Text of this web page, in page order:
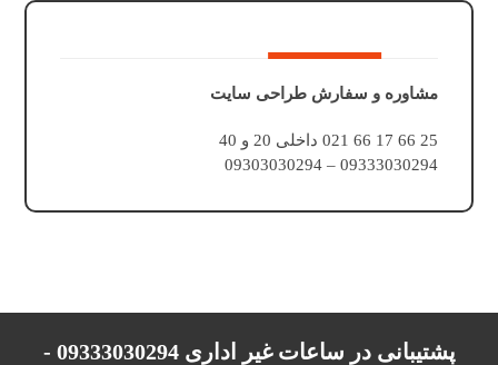
مشاوره و سفارش طراحی سایت
25 66 17 66 021 داخلی 20 و 40
09333030294 – 09303030294
پشتیبانی در ساعات غیر اداری 09333030294 -